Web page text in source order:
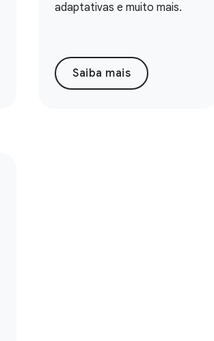
adaptativas e muito mais.
Saiba mais